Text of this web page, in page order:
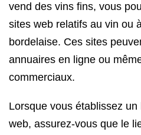
vend des vins fins, vous
sites web relatifs au vin ou
bordelaise. Ces sites
annuaires en ligne ou
commerciaux.
Lorsque vous établissez
web, assurez-vous que le